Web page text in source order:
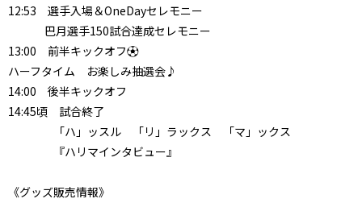
12:53 選手入場＆OneDayセレモニー
巴月選手150試合達成セレモニー
13:00 前半キックオフ⚽
ハーフタイム お楽しみ抽選会♪
14:00 後半キックオフ
14:45頃 試合終了
「ハ」ッスル 「リ」ラックス 「マ」ックス
『ハリマインタビュー』
《グッズ販売情報》